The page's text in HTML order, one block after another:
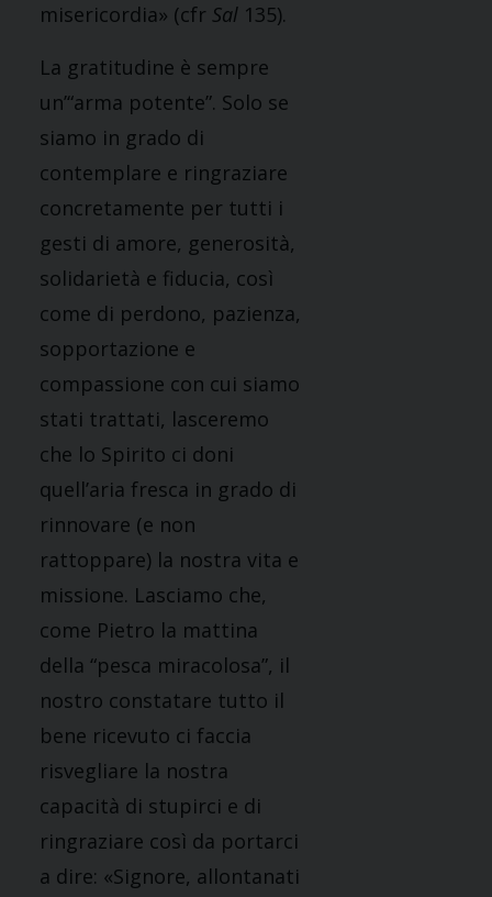
misericordia» (cfr Sal 135).
La gratitudine è sempre
un’“arma potente”. Solo se
siamo in grado di
contemplare e ringraziare
concretamente per tutti i
gesti di amore, generosità,
solidarietà e fiducia, così
come di perdono, pazienza,
sopportazione e
compassione con cui siamo
stati trattati, lasceremo
che lo Spirito ci doni
quell’aria fresca in grado di
rinnovare (e non
rattoppare) la nostra vita e
missione. Lasciamo che,
come Pietro la mattina
della “pesca miracolosa”, il
nostro constatare tutto il
bene ricevuto ci faccia
risvegliare la nostra
capacità di stupirci e di
ringraziare così da portarci
a dire: «Signore, allontanati